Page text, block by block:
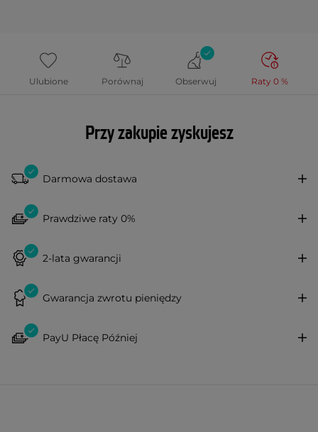
Ulubione Porównaj Obserwuj Raty 0 %
Przy zakupie zyskujesz
Darmowa dostawa
Prawdziwe raty 0%
2-lata gwarancji
Gwarancja zwrotu pieniędzy
PayU Płacę Później